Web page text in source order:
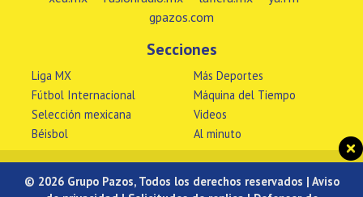
gpazos.com
Secciones
Liga MX
Fútbol Internacional
Selección mexicana
Béisbol
Más Deportes
Máquina del Tiempo
Videos
Al minuto
© 2026 Grupo Pazos, Todos los derechos reservados | Aviso